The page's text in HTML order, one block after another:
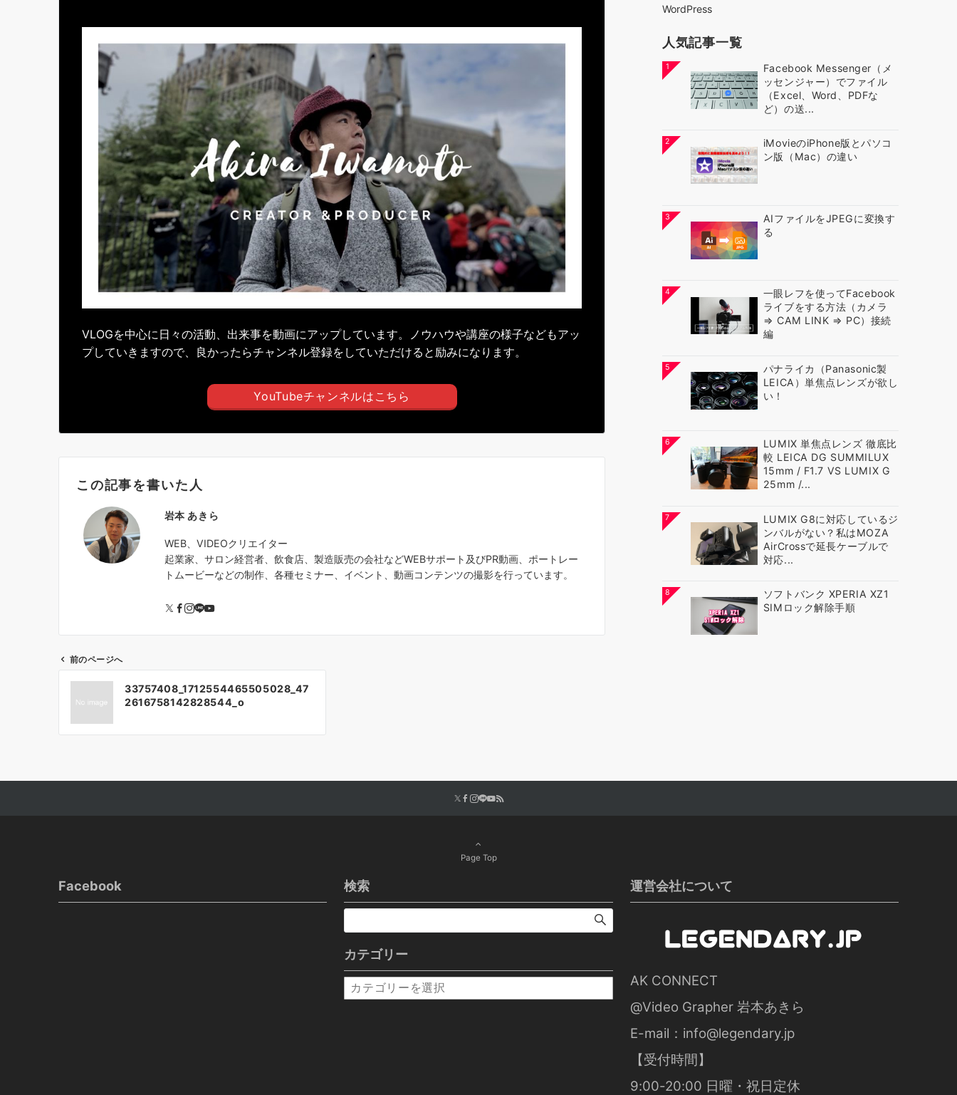
VLOGを中心に日々の活動、出来事を動画にアップしています。ノウハウや講座の様子などもアッ
プしていきますので、良かったらチャンネル登録をしていただけると励みになります。
YouTubeチャンネルはこちら
この記事を書いた人
岩本 あきら
WEB、VIDEOクリエイター
起業家、サロン経営者、飲食店、製造販売の会社などWEBサポート及びPR動画、ポートレー
トムービーなどの制作、各種セミナー、イベント、動画コンテンツの撮影を行っています。
ビ
シ
前のページへ
33757408_1712554465505028_47
2616758142828544_o
WordPress
人気記事一覧
1
Facebook Messenger（メ
ッセンジャー）でファイル
（Excel、Word、PDFな
ど）の送...
2
iMovieのiPhone版とパソコ
ン版（Mac）の違い
3
AIファイルをJPEGに変換す
る
4
一眼レフを使ってFacebook
ライブをする方法（カメラ
⇒ CAM LINK ⇒ PC）接続
編
5
パナライカ（Panasonic製
LEICA）単焦点レンズが欲し
い！
6
LUMIX 単焦点レンズ 徹底比
較 LEICA DG SUMMILUX
15mm / F1.7 VS LUMIX G
25mm /...
7
LUMIX G8に対応しているジ
ンバルがない？私はMOZA
AirCrossで延長ケーブルで
対応...
8
ソフトバンク XPERIA XZ1
SIMロック解除手順
Page Top
Facebook 検索
カテゴリー
カ
テ
運営会社について
AK CONNECT
@Video Grapher 岩本あきら
E-mail： info@legendary.jp
【受付時間】
9:00-20:00 日曜・祝日定休